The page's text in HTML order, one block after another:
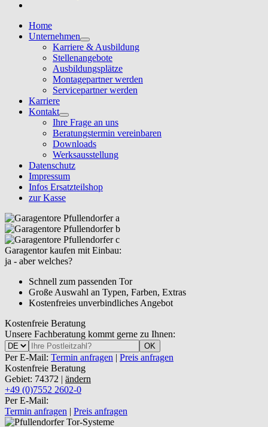
Home
Unternehmen
Karriere & Ausbildung
Stellenangebote
Ausbildungsplätze
Montagepartner werden
Servicepartner werden
Karriere
Kontakt
Ihre Frage an uns
Beratungstermin vereinbaren
Downloads
Werksausstellung
Datenschutz
Impressum
Infos Ersatzteilshop
zur Kasse
Garagentor kaufen mit Einbau:
ja - aber welches?
Schnell zum passenden Tor
Große Auswahl an Typen, Farben, Extras
Kostenfreies unverbindliches Angebot
Kostenfreie Beratung
Unsere Fachberatung kommt gerne zu Ihnen:
OK
Per E-Mail: Termin anfragen | Preis anfragen
Kostenfreie Beratung
Gebiet: 74372 | ändern
+49 (0)7552 2602-0
Per E-Mail:
Termin anfragen | Preis anfragen